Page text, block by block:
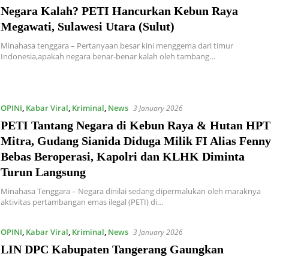
Negara Kalah? PETI Hancurkan Kebun Raya
Megawati, Sulawesi Utara (Sulut)
Minahasa tenggara – Pertanyaan besar kini menggema dari timur
Indonesia,apakah negara benar-benar kalah oleh tambang…
OPINI, Kabar Viral, Kriminal, News 3 January 2026
PETI Tantang Negara di Kebun Raya & Hutan HPT
Mitra, Gudang Sianida Diduga Milik FI Alias Fenny
Bebas Beroperasi, Kapolri dan KLHK Diminta
Turun Langsung
Minahasa Tenggara – Negara dinilai sedang dipermalukan oleh maraknya
aktivitas pertambangan emas ilegal (PETI) di…
OPINI, Kabar Viral, Kriminal, News 3 January 2026
LIN DPC Kabupaten Tangerang Gaungkan